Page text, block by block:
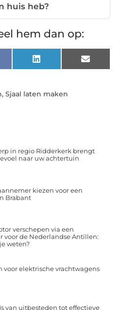
huis heb?
hem dan op:
LinkedIn Email
,Sjaal laten maken
in regio Ridderkerk brengt
naar uw achtertuin
kiezen voor een
Brabant
verschepen via een
voor de Nederlandse Antillen:
weten?
voor elektrische vrachtwagens
van uitbesteden tot effectieve